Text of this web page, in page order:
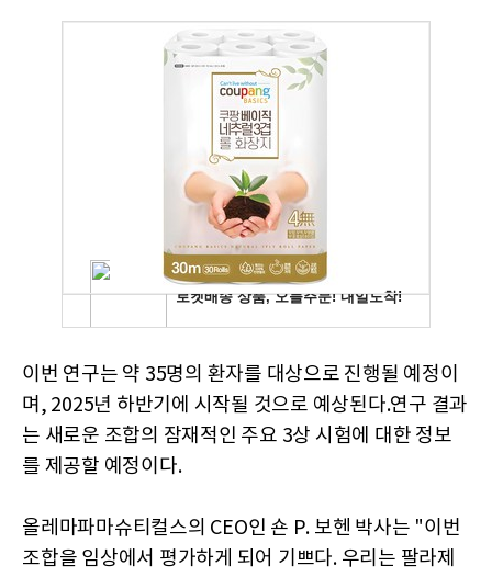
이번 연구는 약 35명의 환자를 대상으로 진행될 예정이
며, 2025년 하반기에 시작될 것으로 예상된다.연구 결과
는 새로운 조합의 잠재적인 주요 3상 시험에 대한 정보
를 제공할 예정이다.
올레마파마슈티컬스의 CEO인 숀 P. 보헨 박사는 "이번
조합을 임상에서 평가하게 되어 기쁘다. 우리는 팔라제